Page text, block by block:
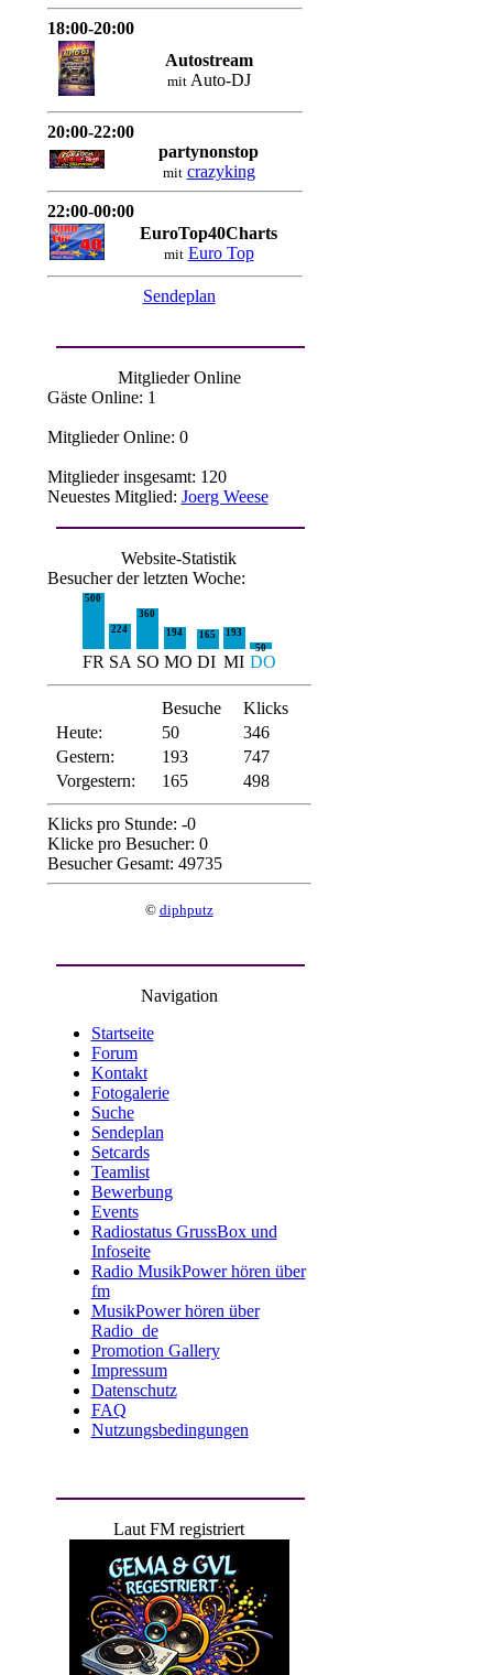
18:00-20:00
Autostream
mitAuto-DJ
20:00-22:00
partynonstop
mit crazyking
22:00-00:00
EuroTop40Charts
mit Euro Top
Sendeplan
Mitglieder Online
Gäste Online: 1
Mitglieder Online: 0
Mitglieder insgesamt: 120
Neuestes Mitglied: Joerg Weese
Website-Statistik
Besucher der letzten Woche:
500
224
360
194
165
193
50
FR SA SO MO DI MI DO
Besuche
Klicks
Heute:
50
346
Gestern:
193
747
Vorgestern:
165 498
Klicks pro Stunde: -0
Klicke pro Besucher: 0
Besucher Gesamt: 49735
© diphputz
Navigation
Startseite
Forum
Kontakt
Fotogalerie
Suche
Sendeplan
Setcards
Teamlist
Bewerbung
Events
Radiostatus GrussBox und
Infoseite
Radio MusikPower hören über
fm
MusikPower hören über
Radio_de
Promotion Gallery
Impressum
Datenschutz
FAQ
Nutzungsbedingungen
Laut FM registriert